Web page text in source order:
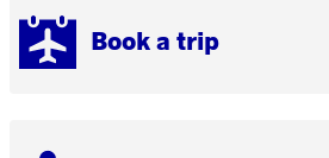
Book a trip